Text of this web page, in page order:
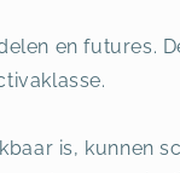
en futures.
is, kunnen